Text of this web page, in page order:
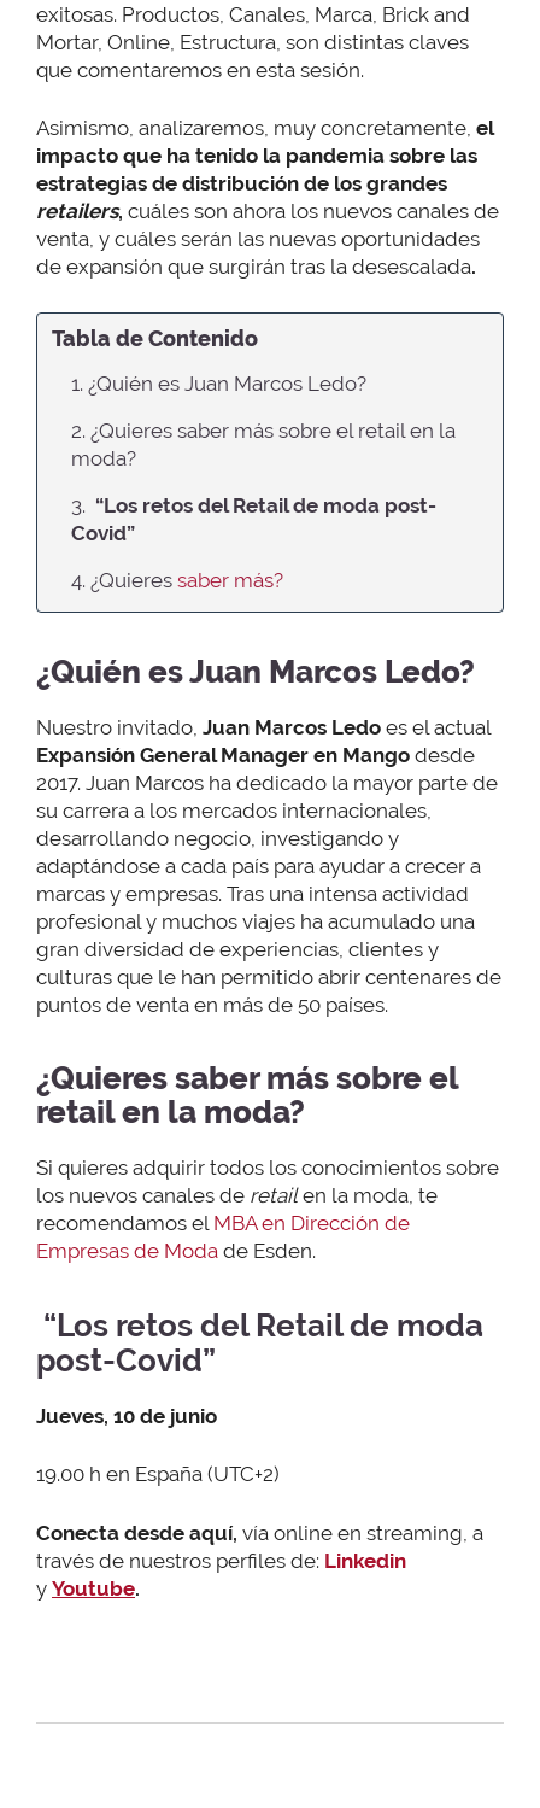
exitosas. Productos, Canales, Marca, Brick and
Mortar, Online, Estructura, son distintas claves
que comentaremos en esta sesión.
Asimismo, analizaremos, muy concretamente, el
impacto que ha tenido la pandemia sobre las
estrategias de distribución de los grandes
retailers, cuáles son ahora los nuevos canales de
venta, y cuáles serán las nuevas oportunidades
de expansión que surgirán tras la desescalada.
Tabla de Contenido
1. ¿Quién es Juan Marcos Ledo?
2. ¿Quieres saber más sobre el retail en la
moda?
3. “Los retos del Retail de moda post-
Covid”
4. ¿Quieres saber más?
¿Quién es Juan Marcos Ledo?
Nuestro invitado, Juan Marcos Ledo es el actual
Expansión General Manager en Mango desde
2017. Juan Marcos ha dedicado la mayor parte de
su carrera a los mercados internacionales,
desarrollando negocio, investigando y
adaptándose a cada país para ayudar a crecer a
marcas y empresas. Tras una intensa actividad
profesional y muchos viajes ha acumulado una
gran diversidad de experiencias, clientes y
culturas que le han permitido abrir centenares de
puntos de venta en más de 50 países.
¿Quieres saber más sobre el
retail en la moda?
Si quieres adquirir todos los conocimientos sobre
los nuevos canales de retailen la moda, te
recomendamos el MBA en Dirección de
Empresas de Moda de Esden.
“Los retos del Retail de moda
post-Covid”
Jueves, 10 de junio
19.00 h en España (UTC+2)
Conecta desde aquí, vía online en streaming, a
través de nuestros perfiles de: Linkedin
y Youtube.